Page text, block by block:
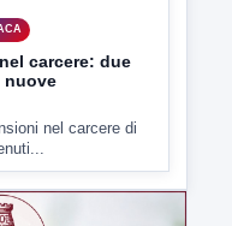
carcere: due
nel carcere di